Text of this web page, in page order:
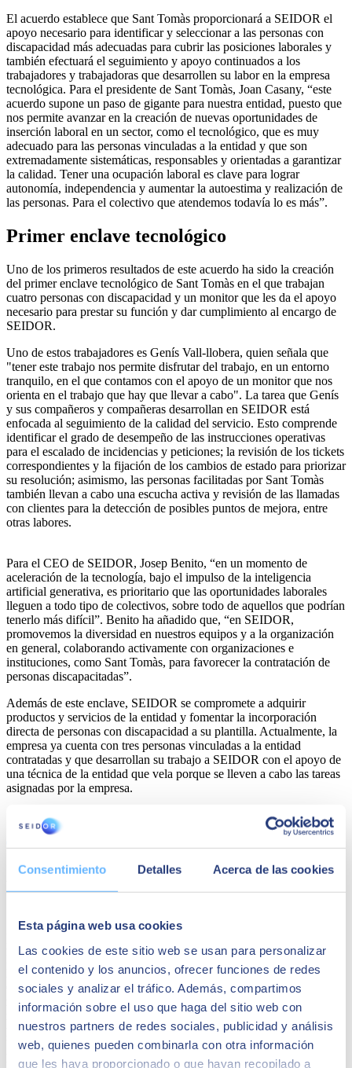
Consentimiento Detalles Acerca de las cookies
Esta página web usa cookies
Las cookies de este sitio web se usan para personalizar
el contenido y los anuncios, ofrecer funciones de redes
sociales y analizar el tráfico. Además, compartimos
información sobre el uso que haga del sitio web con
nuestros partners de redes sociales, publicidad y análisis
web, quienes pueden combinarla con otra información
que les haya proporcionado o que hayan recopilado a
El acuerdo establece que Sant Tomàs proporcionará a SEIDOR el
apoyo necesario para identificar y seleccionar a las personas con
discapacidad más adecuadas para cubrir las posiciones laborales y
también efectuará el seguimiento y apoyo continuados a los
trabajadores y trabajadoras que desarrollen su labor en la empresa
tecnológica. Para el presidente de Sant Tomàs, Joan Casany, “este
acuerdo supone un paso de gigante para nuestra entidad, puesto que
nos permite avanzar en la creación de nuevas oportunidades de
inserción laboral en un sector, como el tecnológico, que es muy
adecuado para las personas vinculadas a la entidad y que son
extremadamente sistemáticas, responsables y orientadas a garantizar
la calidad. Tener una ocupación laboral es clave para lograr
autonomía, independencia y aumentar la autoestima y realización de
las personas. Para el colectivo que atendemos todavía lo es más”.
Primer enclave tecnológico
Uno de los primeros resultados de este acuerdo ha sido la creación
del primer enclave tecnológico de Sant Tomàs en el que trabajan
cuatro personas con discapacidad y un monitor que les da el apoyo
necesario para prestar su función y dar cumplimiento al encargo de
SEIDOR.
Uno de estos trabajadores es Genís Vall-llobera, quien señala que
"tener este trabajo nos permite disfrutar del trabajo, en un entorno
tranquilo, en el que contamos con el apoyo de un monitor que nos
orienta en el trabajo que hay que llevar a cabo". La tarea que Genís
y sus compañeros y compañeras desarrollan en SEIDOR está
enfocada al seguimiento de la calidad del servicio. Esto comprende
identificar el grado de desempeño de las instrucciones operativas
para el escalado de incidencias y peticiones; la revisión de los tickets
correspondientes y la fijación de los cambios de estado para priorizar
su resolución; asimismo, las personas facilitadas por Sant Tomàs
también llevan a cabo una escucha activa y revisión de las llamadas
con clientes para la detección de posibles puntos de mejora, entre
otras labores.
Para el CEO de SEIDOR, Josep Benito, “en un momento de
aceleración de la tecnología, bajo el impulso de la inteligencia
artificial generativa, es prioritario que las oportunidades laborales
lleguen a todo tipo de colectivos, sobre todo de aquellos que podrían
tenerlo más difícil”. Benito ha añadido que, “en SEIDOR,
promovemos la diversidad en nuestros equipos y a la organización
en general, colaborando activamente con organizaciones e
instituciones, como Sant Tomàs, para favorecer la contratación de
personas discapacitadas”.
Además de este enclave, SEIDOR se compromete a adquirir
productos y servicios de la entidad y fomentar la incorporación
directa de personas con discapacidad a su plantilla. Actualmente, la
empresa ya cuenta con tres personas vinculadas a la entidad
contratadas y que desarrollan su trabajo a SEIDOR con el apoyo de
una técnica de la entidad que vela porque se lleven a cabo las tareas
asignadas por la empresa.
Autor
SEIDORes una consultora tecnológica que ofrece un portafolio
integral de soluciones y servicios que cubren los ámbitos de
Inteligencia Artificial, Edge, Customer Experience, Employee
Experience, ERP, Data, Application Modernization, Cloud,
Conectividad y Ciberseguridad. Con una facturación de 894
millones de euros en el ejercicio 2023 y una plantilla formada por
más de 10.000 profesionales altamente cualificados, SEIDOR tiene
presencia directa en 45 países de Europa, América Latina, Estados
Unidos, Oriente Medio, África y Asia. La consultora es partner de
los principales líderes tecnológicos.